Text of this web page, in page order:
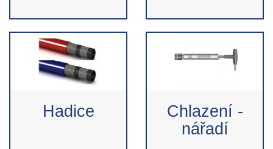
Hadice
Chlazení -
nářadí